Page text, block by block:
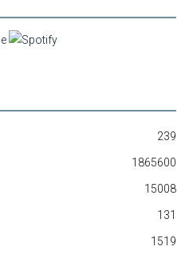
239
1865600
15008
131
1519